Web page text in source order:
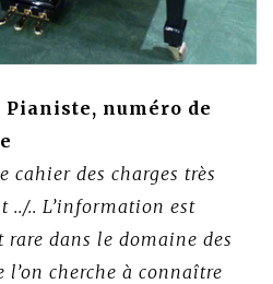
numéro de
cahier des charges très
../.. L’information est
rare dans le domaine des
l’on cherche à connaître